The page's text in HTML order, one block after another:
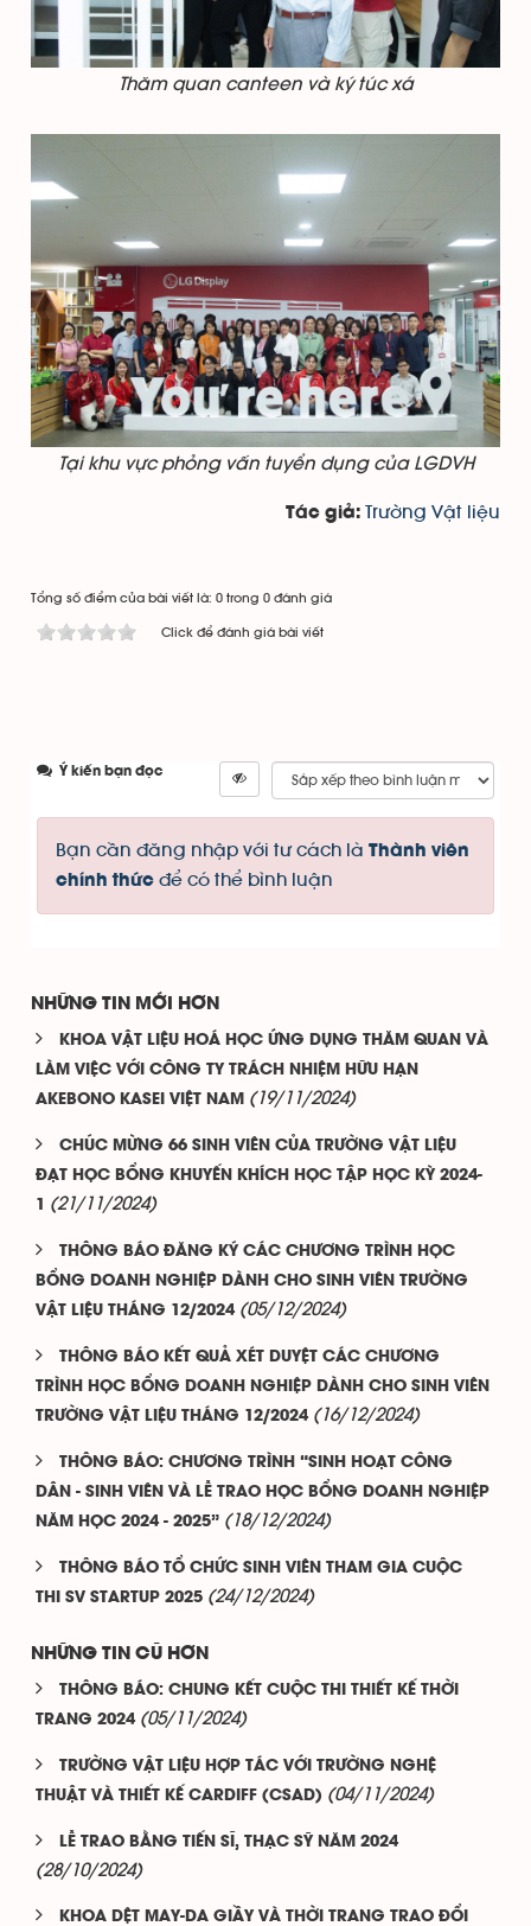
Thăm quan canteen và ký túc xá
Tại khu vực phỏng vấn tuyển dụng của LGDVH
Tác giả: Trường Vật liệu
Tổng số điểm của bài viết là: 0 trong 0 đánh giá
Click để đánh giá bài viết
Ý kiến bạn đọc
Bạn cần đăng nhập với tư cách là Thành viên
chính thức để có thể bình luận
NHỮNG TIN MỚI HƠN
KHOA VẬT LIỆU HOÁ HỌC ỨNG DỤNG THĂM QUAN VÀ
LÀM VIỆC VỚI CÔNG TY TRÁCH NHIỆM HỮU HẠN
AKEBONO KASEI VIỆT NAM (19/11/2024)
CHÚC MỪNG 66 SINH VIÊN CỦA TRƯỜNG VẬT LIỆU
ĐẠT HỌC BỔNG KHUYẾN KHÍCH HỌC TẬP HỌC KỲ 2024-
1
(21/11/2024)
THÔNG BÁO ĐĂNG KÝ CÁC CHƯƠNG TRÌNH HỌC
BỔNG DOANH NGHIỆP DÀNH CHO SINH VIÊN TRƯỜNG
VẬT LIỆU THÁNG 12/2024 (05/12/2024)
THÔNG BÁO KẾT QUẢ XÉT DUYỆT CÁC CHƯƠNG
TRÌNH HỌC BỔNG DOANH NGHIỆP DÀNH CHO SINH VIÊN
TRƯỜNG VẬT LIỆU THÁNG 12/2024 (16/12/2024)
THÔNG BÁO: CHƯƠNG TRÌNH “SINH HOẠT CÔNG
DÂN - SINH VIÊN VÀ LỄ TRAO HỌC BỔNG DOANH NGHIỆP
NĂM HỌC 2024 - 2025” (18/12/2024)
THÔNG BÁO TỔ CHỨC SINH VIÊN THAM GIA CUỘC
THI SV STARTUP 2025 (24/12/2024)
NHỮNG TIN CŨ HƠN
THÔNG BÁO: CHUNG KẾT CUỘC THI THIẾT KẾ THỜI
TRANG 2024 (05/11/2024)
TRƯỜNG VẬT LIỆU HỢP TÁC VỚI TRƯỜNG NGHỆ
THUẬT VÀ THIẾT KẾ CARDIFF (CSAD) (04/11/2024)
LỄ TRAO BẰNG TIẾN SĨ, THẠC SỸ NĂM 2024
(28/10/2024)
KHOA DỆT MAY-DA GIẦY VÀ THỜI TRANG TRAO ĐỔI